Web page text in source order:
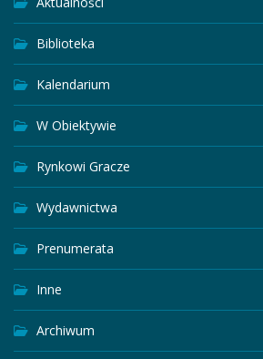
Biblioteka
Kalendarium
W Obiektywie
Rynkowi Gracze
Wydawnictwa
Prenumerata
Inne
Archiwum